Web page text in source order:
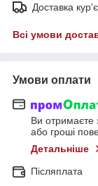
Доставка
Всі умови
Умови оплати
Ви отримаєте
або гроші
Детальніше
Післяплата